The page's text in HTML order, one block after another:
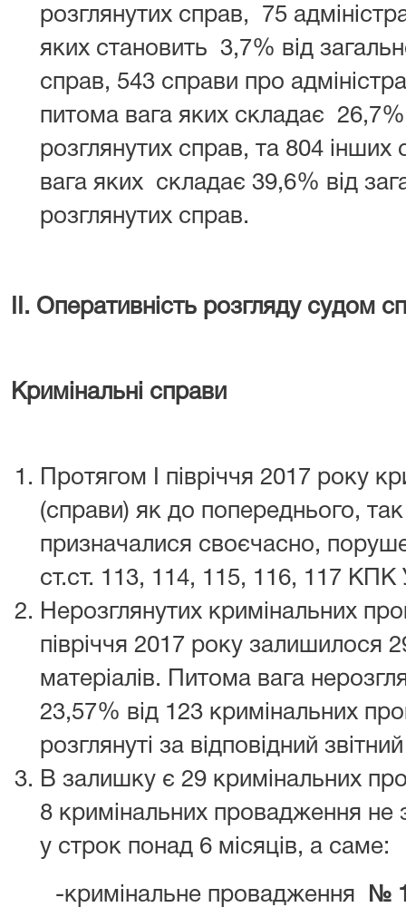
розглянутих справ, 75
яких становить 3,7% від
справ, 543 справи про
питома вага яких складає 26,7%
розглянутих справ, та 804 інших
вага яких складає 39,6% від
розглянутих справ.
ІІ. Оперативність розгляду судом
Кримінальні справи
Протягом І півріччя 2017 року
(справи) як до попереднього,
призначалися своєчасно,
ст.ст. 113, 114, 115, 116, 117 КПК
Нерозглянутих кримінальних
півріччя 2017 року залишилося
матеріалів. Питома вага
23,57% від 123 кримінальних
розглянуті за відповідний
В залишку є 29 кримінальних
8 кримінальних провадження не
у строк понад 6 місяців, а саме:
-кримінальне провадження
№